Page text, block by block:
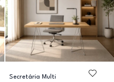
Secretária Multi